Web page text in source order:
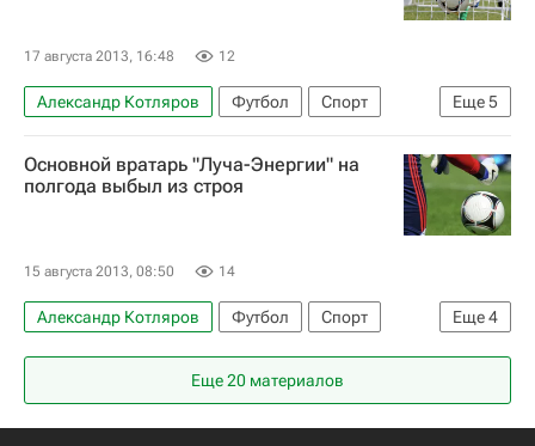
17 августа 2013, 16:48 12
Еще5
Александр Котляров Футбол
Спорт
Мультимедийный спортивный пакет
Первая лига
Луч
Торпедо (Москва)
Основной вратарь "Луча-Энергии" на
полгода выбыл из строя
15 августа 2013, 08:50 14
Еще4
Александр Котляров Футбол
Спорт
Первая лига
Луч
Балтика
Еще 20 материалов